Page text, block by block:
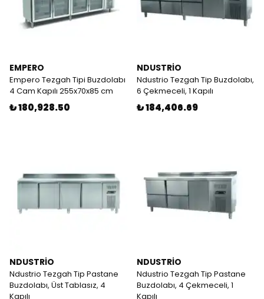
EMPERO
Empero Tezgah Tipi Buzdolabı
4 Cam Kapılı 255x70x85 cm
₺ 180,928.50
NDUSTRİO
Ndustrio Tezgah Tip Buzdolabı,
6 Çekmeceli, 1 Kapılı
₺ 184,406.69
NDUSTRİO
Ndustrio Tezgah Tip Pastane
Buzdolabı, Üst Tablasız, 4
Kapılı
NDUSTRİO
Ndustrio Tezgah Tip Pastane
Buzdolabı, 4 Çekmeceli, 1
Kapılı